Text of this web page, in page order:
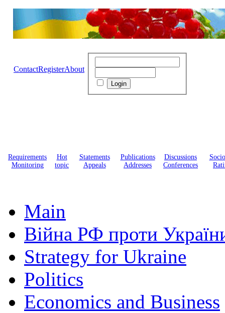
ContactRegisterAbout
Requirements
Monitoring
Hot
topic
Statements
Appeals
Publications
Addresses
Discussions
Conferences
Main
Війна РФ проти
Strategy for Ukraine
Politics
Economics and Business